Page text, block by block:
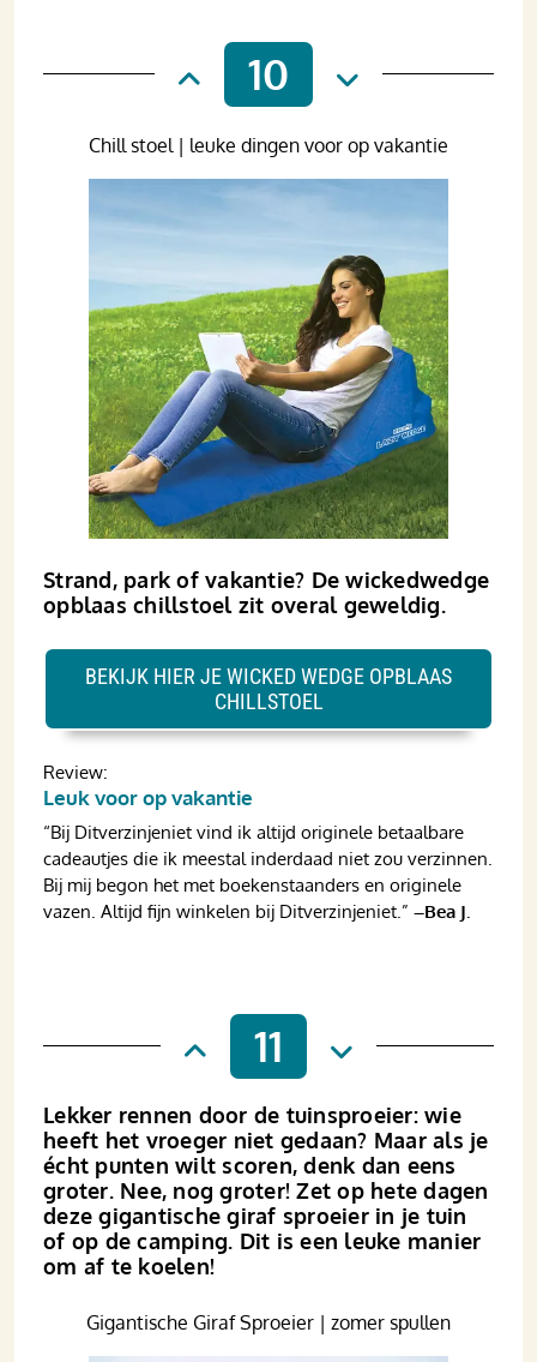
10
Strand, park of vakantie? De wickedwedge
opblaas chillstoel zit overal geweldig.
Chill stoel | leuke dingen voor op vakantie
Review:
Leuk voor op vakantie
“Bij Ditverzinjeniet vind ik altijd originele betaalbare
cadeautjes die ik meestal inderdaad niet zou verzinnen.
Bij mij begon het met boekenstaanders en originele
vazen. Altijd fijn winkelen bij Ditverzinjeniet.” –Bea J.
BEKIJK HIER JE WICKED WEDGE OPBLAAS
CHILLSTOEL
11
Lekker rennen door de tuinsproeier: wie
heeft het vroeger niet gedaan? Maar als je
écht punten wilt scoren, denk dan eens
groter. Nee, nog groter! Zet op hete dagen
deze gigantische giraf sproeier in je tuin
of op de camping. Dit is een leuke manier
om af te koelen!
Gigantische Giraf Sproeier | zomer spullen